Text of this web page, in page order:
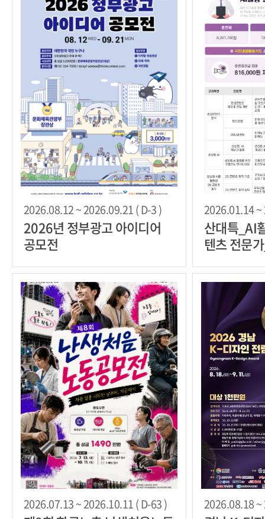
2026.08.12 ~ 2026.09.21 ( D-3 )
2026년 정부광고 아이디어
공모전
2026.01.14
산대특_AI
텐츠 전문
2026.07.13 ~ 2026.10.11 ( D-63 ) 2026.08.18 ~